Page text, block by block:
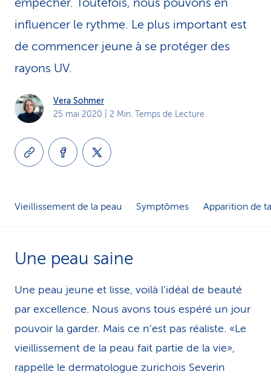
c
influencer le rythme. Le plus important est
de commencer jeune à se protéger des
rayons UV.
Vera Sohmer
25 mai 2020 | 2 Min. Temps de Lecture
Vieillissement de la peau Symptômes Apparition de
Une peau saine
Une peau jeune et lisse, voilà l’idéal de beauté
par excellence. Nous avons tous espéré un jour
pouvoir la garder. Mais ce n’est pas réaliste. «Le
vieillissement de la peau fait partie de la vie»,
rappelle le dermatologue zurichois Severin